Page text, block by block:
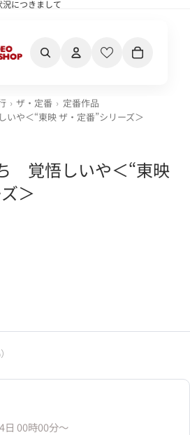
につきまして
佐川急便配送状況につきまして
ザ・定番
定番作品
や＜“東映 ザ・定番”シリーズ＞
覚悟しいや＜“東映
＞
日 00時00分〜